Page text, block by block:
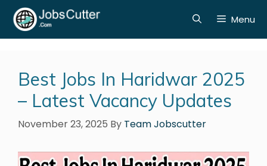
Menu
Best Jobs In Haridwar 2025
– Latest Vacancy Updates
November 23, 2025 By Team Jobscutter